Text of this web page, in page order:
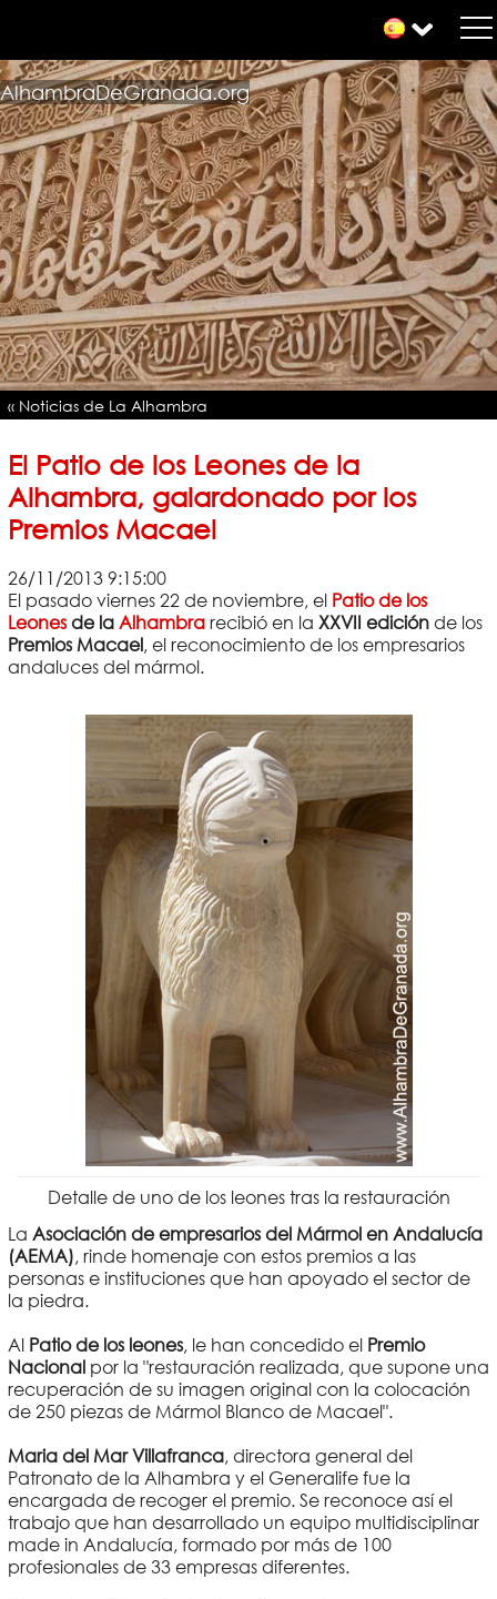
AlhambraDeGranada.org
« Noticias de La Alhambra
El Patio de los Leones de la
Alhambra, galardonado por los
Premios Macael
26/11/2013 9:15:00
El pasado viernes 22 de noviembre, el Patio de los
Leonesde la Alhambrarecibió en la XXVII ediciónde los
Premios Macael, el reconocimiento de los empresarios
andaluces del mármol.
Detalle de uno de los leones tras la restauración
La Asociación de empresarios del Mármol en Andalucía
(AEMA), rinde homenaje con estos premios a las
personas e instituciones que han apoyado el sector de
la piedra.
AlPatio de los leones, le han concedido el Premio
Nacionalpor la "restauración realizada, que supone una
recuperación de su imagen original con la colocación
de 250 piezas de Mármol Blanco de Macael".
Maria del Mar Villafranca, directora general del
Patronato de la Alhambra y el Generalife fue la
encargada de recoger el premio. Se reconoce así el
trabajo que han desarrollado un equipo multidisciplinar
made in Andalucía, formado por más de 100
profesionales de 33 empresas diferentes.